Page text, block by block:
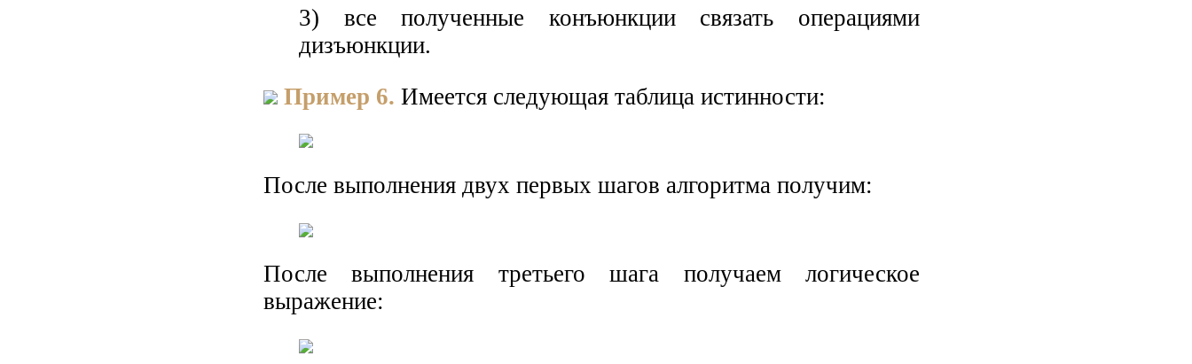
3) все полученные конъюнкции связать операциями
дизъюнкции.
Пример 6. Имеется следующая таблица истинности:
После выполнения двух первых шагов алгоритма получим:
После выполнения третьего шага получаем логическое
выражение: